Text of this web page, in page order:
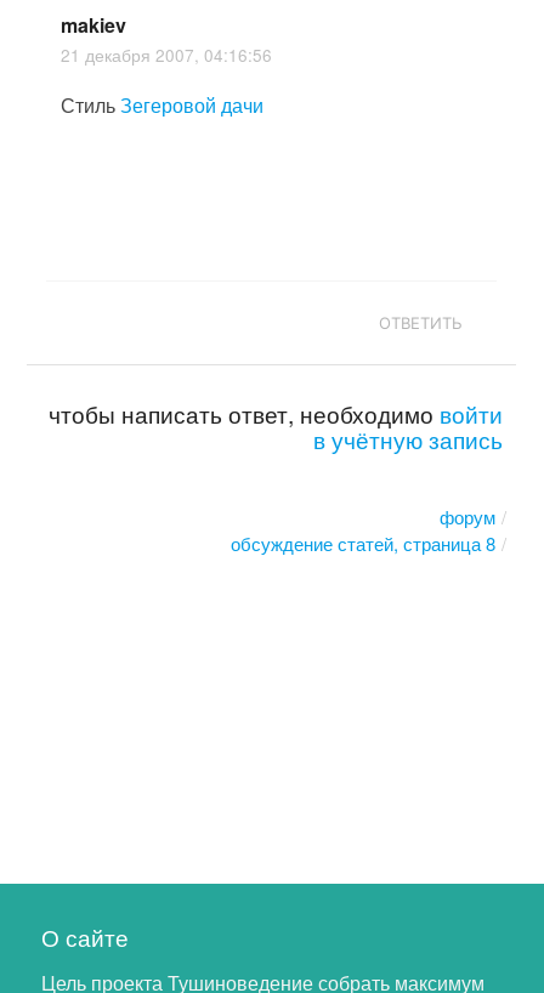
makiev
21 декабря 2007, 04:16:56
СтильЗегеровой дачи
ОТВЕТИТЬ
чтобы написать ответ, необходимо войти
в учётную запись
форум
обсуждение статей, страница 8
О сайте
Цель проекта Тушиноведение собрать максимум